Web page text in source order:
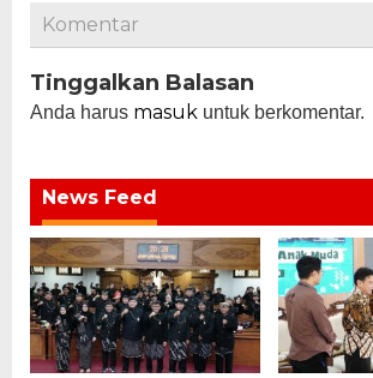
Komentar
Tinggalkan Balasan
Anda harus masuk untuk berkomentar.
News Feed